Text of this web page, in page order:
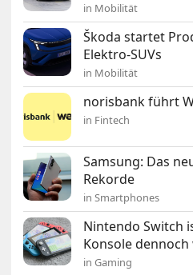
in Mobilität
Škoda startet
Elektro-SUVs
in Mobilität
norisbank führt
in Fintech
Samsung: Das
Rekorde
in Smartphones
Nintendo Switch
Konsole
in Gaming